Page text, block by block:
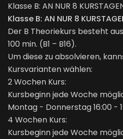
Klasse B: AN NUR 8
Klasse B: AN NUR 8
Der B Theoriekurs besteht
100 min. (B1 – B16).
Um diese zu absolvieren,
Kursvarianten wählen:
2 Wochen Kurs:
Kursbeginn jede Woche
Montag - Donnerstag 16:00 -
4 Wochen Kurs:
Kursbeginn jede Woche